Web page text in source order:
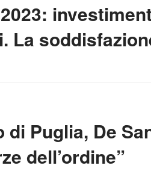
La
Puglia, De
dell’ordine”